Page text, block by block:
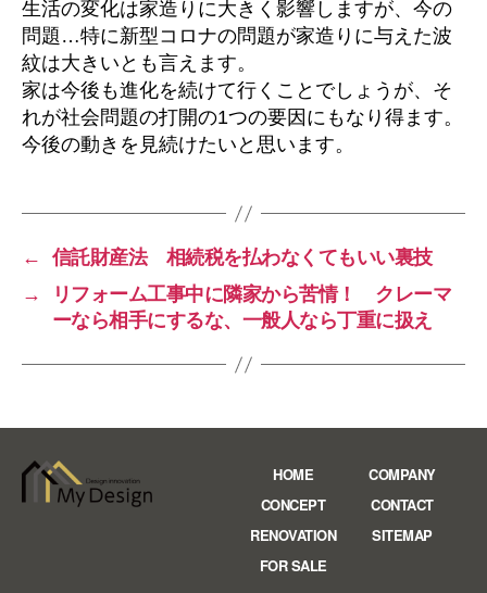
生活の変化は家造りに大きく影響しますが、今の
問題…特に新型コロナの問題が家造りに与えた波
紋は大きいとも言えます。
家は今後も進化を続けて行くことでしょうが、そ
れが社会問題の打開の1つの要因にもなり得ます。
今後の動きを見続けたいと思います。
←
信託財産法 相続税を払わなくてもいい裏技
→
リフォーム工事中に隣家から苦情！ クレーマ
ーなら相手にするな、一般人なら丁重に扱え
HOME
CONCEPT
RENOVATION
FOR SALE
COMPANY
CONTACT
SITEMAP